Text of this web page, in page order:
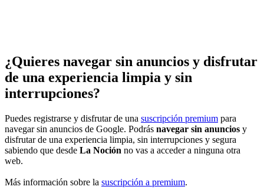
¿Quieres navegar sin anuncios y disfrutar
de una experiencia limpia y sin
interrupciones?
Puedes registrarse y disfrutar de una suscripción premium para
navegar sin anuncios de Google. Podrás navegar sin anuncios y
disfrutar de una experiencia limpia, sin interrupciones y segura
sabiendo que desde La Noción no vas a acceder a ninguna otra
web.
Más información sobre la suscripción a premium.